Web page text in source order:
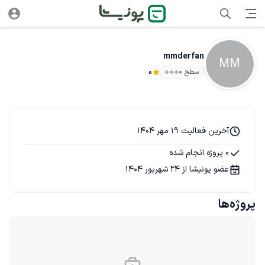
MM
mmderfan
سطح ۰ 0
آخرین فعالیت 19 مهر 1404
0 پروژه انجام شده
عضو پونیشا از 24 شهریور 1404
پروژه‌ها